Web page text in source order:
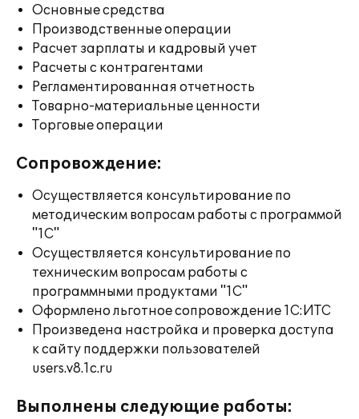
Основные средства
Производственные операции
Расчет зарплаты и кадровый учет
Расчеты с контрагентами
Регламентированная отчетность
Товарно-материальные ценности
Торговые операции
Сопровождение:
Осуществляется консультирование по
методическим вопросам работы с программой
"1С"
Осуществляется консультирование по
техническим вопросам работы с
программными продуктами "1С"
Оформлено льготное сопровождение 1С:ИТС
Произведена настройка и проверка доступа
к сайту поддержки пользователей
users.v8.1c.ru
Выполнены следующие работы: